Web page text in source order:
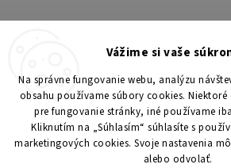
Vážime si vaše
Na správne fungovanie webu, analýzu
obsahu používame súbory cookies. Niektoré
pre fungovanie stránky, iné používame
Kliknutím na „Súhlasím“ súhlasíte s
marketingových cookies. Svoje nastavenia
alebo odvolať.